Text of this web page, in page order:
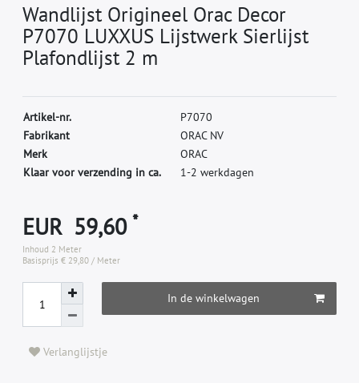
Wandlijst Origineel Orac Decor
P7070 LUXXUS Lijstwerk Sierlijst
Plafondlijst 2 m
Artikel-nr. P7070
Fabrikant ORAC NV
Merk ORAC
Klaar voor verzending in ca.
1-2 werkdagen
EUR 59,60*
Inhoud 2 Meter
Basisprijs€ 29,80 / Meter
In de winkelwagen
Verlanglijstje